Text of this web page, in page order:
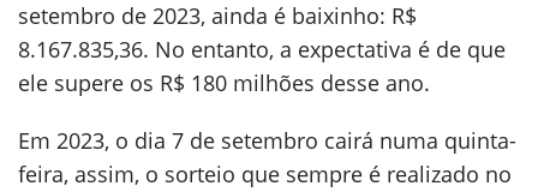
setembro de 2023, ainda é baixinho: R$
8.167.835,36. No entanto, a expectativa é de que
ele supere os R$ 180 milhões desse ano.
Em 2023, o dia 7 de setembro cairá numa quinta-
feira, assim, o sorteio que sempre é realizado no